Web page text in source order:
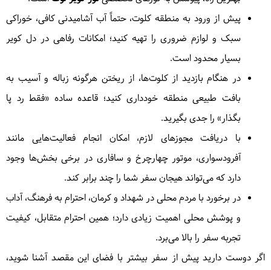
پیش از ورود به منطقه کلوت، حتماً آب آشامیدنی کافی، خوراکی
سبک و لوازم ضروری را تهیه کنید؛ امکانات رفاهی در دل کویر
بسیار محدود است.
در هنگام بازدید از کلوت‌ها، از ریختن هرگونه زباله و آسیب به
بافت طبیعی منطقه خودداری کنید؛ قاعده ساده «فقط رد پا
بگذار» را جدی بگیرید.
با دریافت مجوزهای لازم، امکان انجام فعالیت‌هایی مانند
آفرودسواری، موتور چهارچرخ و سافاری در برخی بخش‌ها وجود
دارد که می‌تواند هیجان سفر شما را چند برابر کند.
در برخورد با مردم محلی در شهداد و کرمان، احترام به فرهنگ، آداب
و پوشش محلی اهمیت زیادی دارد؛ همین احترام متقابل، کیفیت
تجربه سفر را بالا می‌برد.
اگر دوست دارید پیش از سفر بیشتر با فضای این مقصد آشنا شوید،